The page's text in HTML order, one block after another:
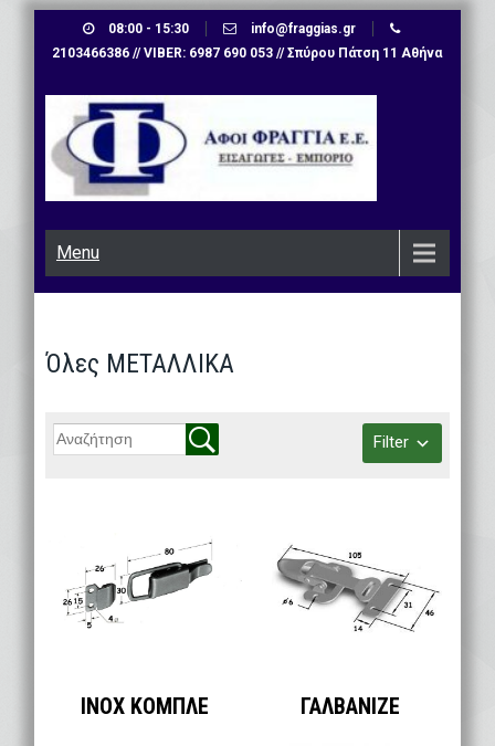
08:00 - 15:30
info@fraggias.gr
2103466386 // VIBER: 6987 690 053 // Σπύρου Πάτση 11 Αθήνα
Menu
Όλες ΜΕΤΑΛΛΙΚΑ
Filter
INOX ΚΟΜΠΛΕ ΓΑΛΒΑΝΙΖΕ